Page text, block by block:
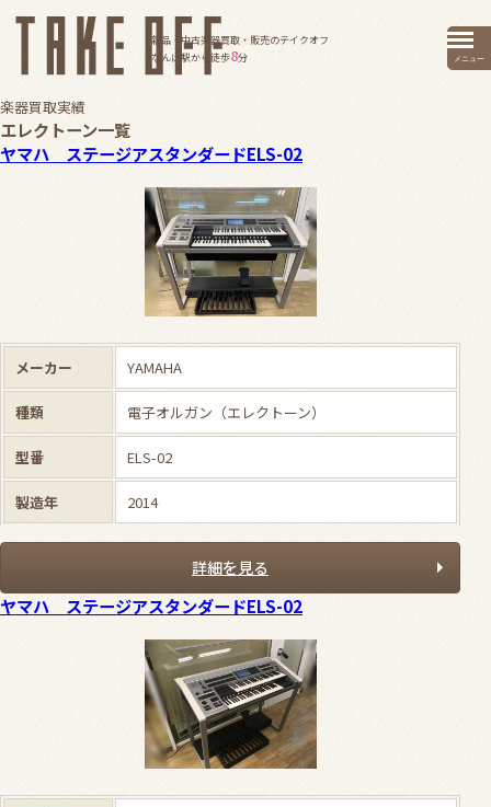
新品・中古楽器買取・販売のテイクオフ
なんば駅から徒歩8分 メニュー
楽器買取実績
エレクトーン一覧
ヤマハ ステージアスタンダードELS-02
メーカー YAMAHA
種類 電子オルガン（エレクトーン）
型番 ELS-02
製造年 2014
詳細を見る
ヤマハ ステージアスタンダードELS-02